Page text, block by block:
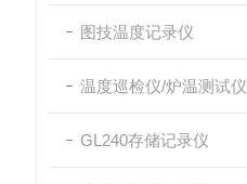
图技温度记录仪
温度巡检仪/炉温测试仪
GL240存储记录仪